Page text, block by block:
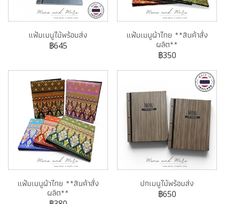
แฟ้มเมนูไม้พร้อมส่ง
฿645
แฟ้มเมนูผ้าไทย **สินค้าสั่ง
ผลิต**
฿350
แฟ้มเมนูผ้าไทย **สินค้าสั่ง
ผลิต**
ปกเมนูไม้พร้อมส่ง
฿650